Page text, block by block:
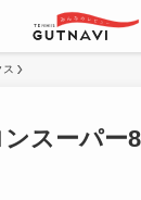
ス
スーパー